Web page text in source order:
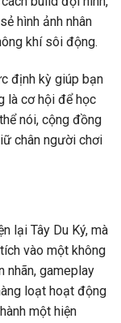
hình ảnh nhân
khí sôi động.
định kỳ giúp bạn
là cơ hội để học
nói, cộng đồng
chân người chơi
lại Tây Du Ký, mà
vào một không
nhãn, gameplay
loạt hoạt động
một hiện